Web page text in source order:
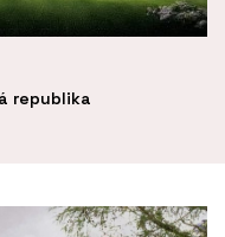
republika